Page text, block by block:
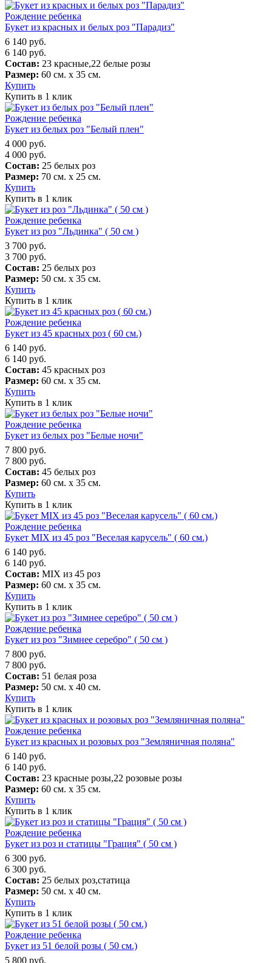
Рождение ребенка
Букет из красных и белых роз "Парадиз"
6 140 руб.
6 140 руб.
Состав: 23 красные,22 белые розы
Размер: 60 см. х 35 см.
Купить
Купить в 1 клик
Рождение ребенка
Букет из белых роз "Белый плен"
4 000 руб.
4 000 руб.
Состав: 25 белых роз
Размер: 70 см. х 25 см.
Купить
Купить в 1 клик
Рождение ребенка
Букет из роз "Льдинка" ( 50 см )
3 700 руб.
3 700 руб.
Состав: 25 белых роз
Размер: 50 см. х 35 см.
Купить
Купить в 1 клик
Рождение ребенка
Букет из 45 красных роз ( 60 см.)
6 140 руб.
6 140 руб.
Состав: 45 красных роз
Размер: 60 см. х 35 см.
Купить
Купить в 1 клик
Рождение ребенка
Букет из белых роз "Белые ночи"
7 800 руб.
7 800 руб.
Состав: 45 белых роз
Размер: 60 см. х 35 см.
Купить
Купить в 1 клик
Рождение ребенка
Букет MIX из 45 роз "Веселая карусель" ( 60 см.)
6 140 руб.
6 140 руб.
Состав: MIX из 45 роз
Размер: 60 см. х 35 см.
Купить
Купить в 1 клик
Рождение ребенка
Букет из роз "Зимнее серебро" ( 50 см )
7 800 руб.
7 800 руб.
Состав: 51 белая роза
Размер: 50 см. х 40 см.
Купить
Купить в 1 клик
Рождение ребенка
Букет из красных и розовых роз "Земляничная поляна"
6 140 руб.
6 140 руб.
Состав: 23 красные розы,22 розовые розы
Размер: 60 см. х 35 см.
Купить
Купить в 1 клик
Рождение ребенка
Букет из роз и статицы "Грация" ( 50 см )
6 300 руб.
6 300 руб.
Состав: 25 белых роз,статица
Размер: 50 см. х 40 см.
Купить
Купить в 1 клик
Рождение ребенка
Букет из 51 белой розы ( 50 см.)
5 800 руб.